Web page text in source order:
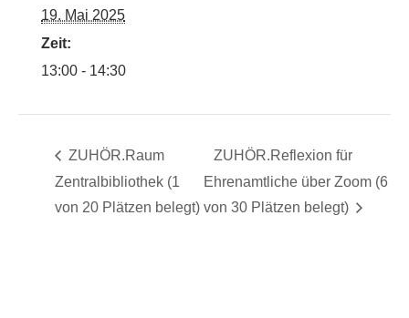
19. Mai 2025
Zeit:
13:00 - 14:30
ZUHÖR.Raum
Zentralbibliothek (1
von 20 Plätzen belegt)
ZUHÖR.Reflexion für
Ehrenamtliche über Zoom (6
von 30 Plätzen belegt)